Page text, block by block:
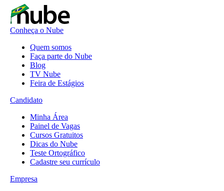
Conheça o Nube
Quem somos
Faça parte do Nube
Blog
TV Nube
Feira de Estágios
Candidato
Minha Área
Painel de Vagas
Cursos Gratuitos
Dicas do Nube
Teste Ortográfico
Cadastre seu currículo
Empresa